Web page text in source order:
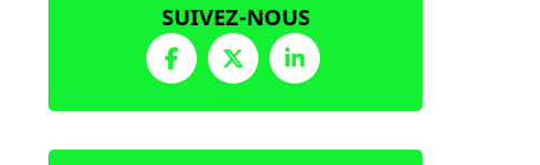
SUIVEZ-NOUS